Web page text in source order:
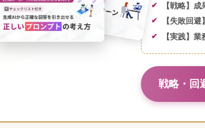
【戦略】
【失敗回
【実践】
戦略・回